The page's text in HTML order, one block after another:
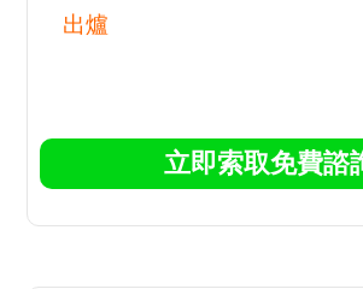
出爐
立即索取免費諮